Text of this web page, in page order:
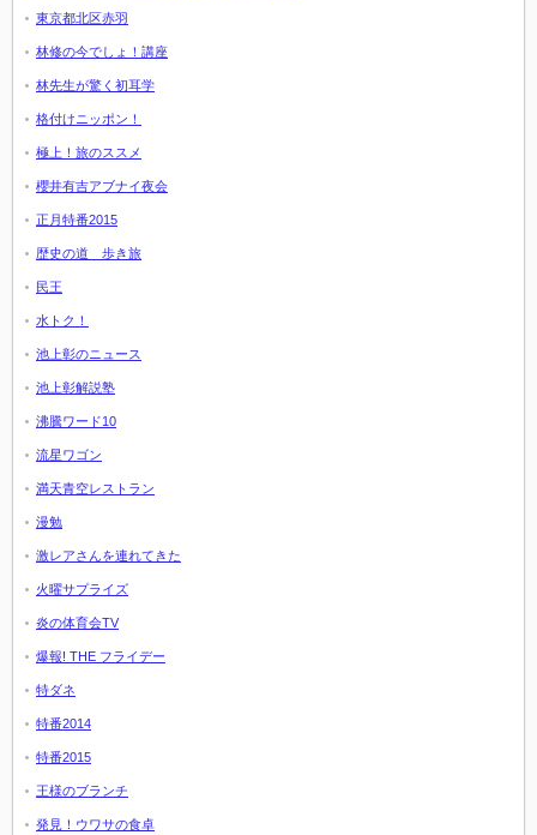
東京都北区赤羽
林修の今でしょ！講座
林先生が驚く初耳学
格付けニッポン！
極上！旅のススメ
櫻井有吉アブナイ夜会
正月特番2015
歴史の道 歩き旅
民王
水トク！
池上彰のニュース
池上彰解説塾
沸騰ワード10
流星ワゴン
満天青空レストラン
漫勉
激レアさんを連れてきた
火曜サプライズ
炎の体育会TV
爆報! THE フライデー
特ダネ
特番2014
特番2015
王様のブランチ
発見！ウワサの食卓